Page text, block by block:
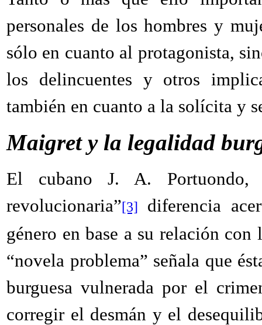
personales de loshombresy
sólo en cuanto al protagonista,
los delincuentes y otros
también en cuanto a la solícita y
Maigret y la legalidad
El cubano J. A.
revolucionaria”[3]
diferencia
género en base a su relación
“novela problema” señala que
burguesa vulnerada por el
corregir el desmán y el